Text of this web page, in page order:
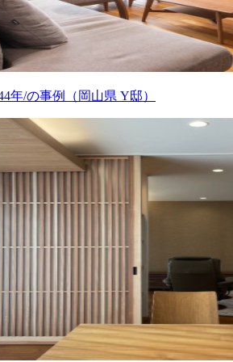
年/の事例（岡山県 Y邸）